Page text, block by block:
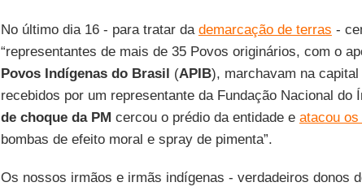
No último dia 16 - para tratar da demarcação de terras -
“representantes de mais de 35 Povos originários, com o
Povos Indígenas do Brasil (APIB), marchavam na
recebidos por um representante da Fundação Nacional do
de choque da PM cercou o prédio da entidade e atacou
bombas de efeito moral e spray de pimenta”.
Os nossos irmãos e irmãs indígenas - verdadeiros donos